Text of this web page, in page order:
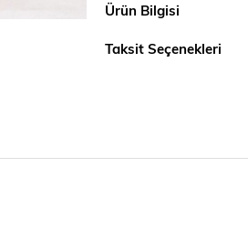
Ürün Bilgisi
Taksit Seçenekleri